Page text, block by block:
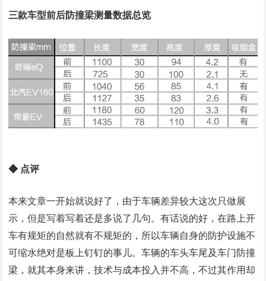
三款车型前后防撞梁测量数据总览
◆ 点评
本来文章一开始就说好了，由于车辆差异较大这次只做展
示，但是写着写着还是多说了几句。有话说的好，在路上开
车有规矩的自然就有不规矩的，所以车辆自身的防护设施不
可缩水绝对是板上钉钉的事儿。车辆的车头车尾及车门防撞
梁，就其本身来讲，技术与成本投入并不高，不过其作用却